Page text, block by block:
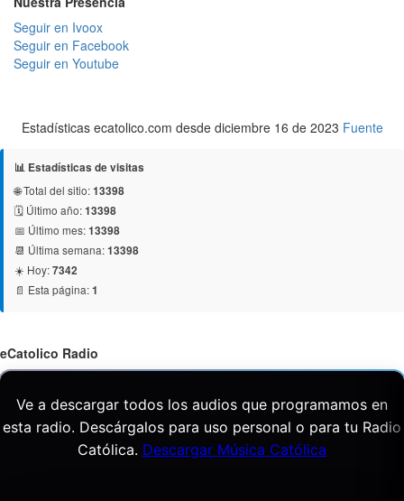
Seguir en Ivoox
Seguir en Facebook
Seguir en Youtube
Estadísticas ecatolico.com desde diciembre 16 de 2023 Fuente
📊 Estadísticas de visitas
🌐 Total del sitio:13398
🗓️ Último año:13398
📅 Último mes:13398
📆 Última semana:13398
☀️ Hoy:7342
📄 Esta página:1
eCatolico Radio